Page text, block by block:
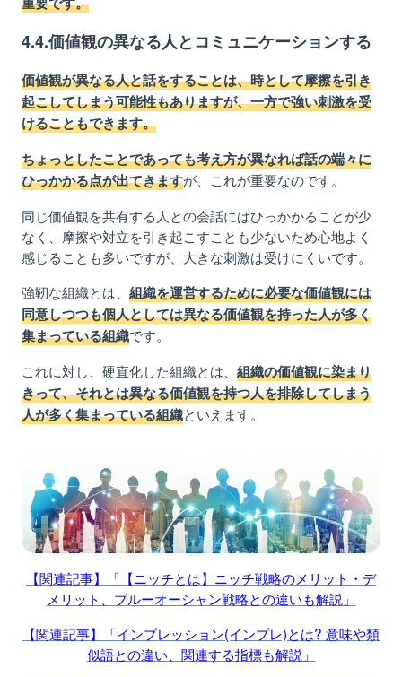
4.4.価値観の異なる人とコミュニケーションする
価値観が異なる人と話をすることは、時として摩擦を引き
起こしてしまう可能性もありますが、一方で強い刺激を受
けることもできます。
ちょっとしたことであっても考え方が異なれば話の端々に
ひっかかる点が出てきますが、これが重要なのです。
同じ価値観を共有する人との会話にはひっかかることが少
なく、摩擦や対立を引き起こすことも少ないため心地よく
感じることも多いですが、大きな刺激は受けにくいです。
強靭な組織とは、 組織を運営するために必要な価値観には
同意しつつも個人としては異なる価値観を持った人が多く
集まっている組織です。
これに対し、硬直化した組織とは、 組織の価値観に染まり
きって、それとは異なる価値観を持つ人を排除してしまう
人が多く集まっている組織といえます。
【関連記事】「【ニッチとは】ニッチ戦略のメリット・デ
メリット、ブルーオーシャン戦略との違いも解説」
【関連記事】「インプレッション(インプレ)とは? 意味や類
似語との違い、関連する指標も解説」